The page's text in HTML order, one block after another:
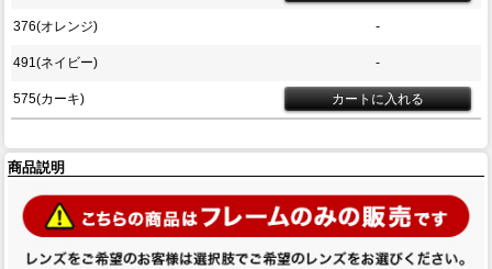
376(オレンジ) -
491(ネイビー) -
575(カーキ)
商品説明